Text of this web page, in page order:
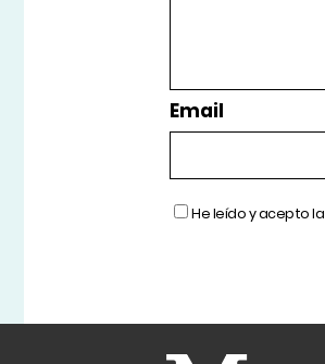
Email
He leído y acepto la